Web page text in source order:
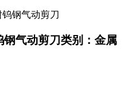
气动剪刀类别：金属